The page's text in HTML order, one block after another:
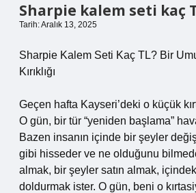
Sharpie kalem seti kaç
Tarih: Aralık 13, 2025
Sharpie Kalem Seti Kaç TL? Bir
Kırıklığı
Geçen hafta Kayseri’deki o küçük
O gün, bir tür “yeniden başlama”
Bazen insanın içinde bir şeyler
gibi hisseder ve ne olduğunu
almak, bir şeyler satın almak,
doldurmak ister. O gün, beni o